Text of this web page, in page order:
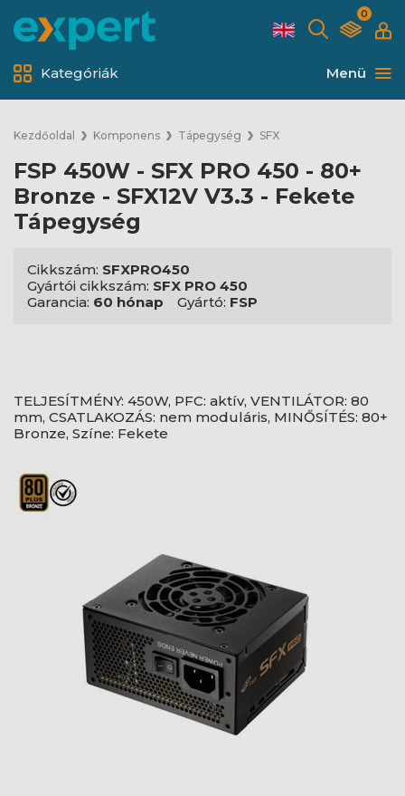
0
Menü
Kategóriák
Kezdőoldal Komponens Tápegység SFX
FSP 450W - SFX PRO 450 - 80+
Bronze - SFX12V V3.3 - Fekete
Tápegység
Cikkszám: SFXPRO450
Gyártói cikkszám: SFX PRO 450
Garancia: 60 hónap Gyártó: FSP
TELJESÍTMÉNY: 450W, PFC: aktív, VENTILÁTOR: 80
mm, CSATLAKOZÁS: nem moduláris, MINŐSÍTÉS: 80+
Bronze, Színe: Fekete